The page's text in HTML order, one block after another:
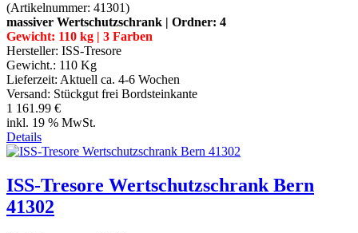
(Artikelnummer: 41301)
massiver Wertschutzschrank | Ordner: 4
Gewicht: 110 kg | 3 Farben
Hersteller: ISS-Tresore
Gewicht.: 110 Kg
Lieferzeit: Aktuell ca. 4-6 Wochen
Versand: Stückgut frei Bordsteinkante
1 161.99 €
inkl. 19 % MwSt.
Details
ISS-Tresore Wertschutzschrank Bern
41302